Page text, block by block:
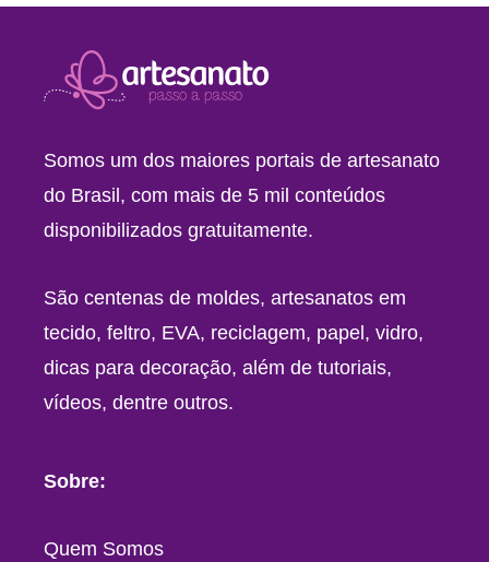
Somos um dos maiores portais de artesanato
do Brasil, com mais de 5 mil conteúdos
disponibilizados gratuitamente.
São centenas de moldes, artesanatos em
tecido, feltro, EVA, reciclagem, papel, vidro,
dicas para decoração, além de tutoriais,
vídeos, dentre outros.
Sobre:
Quem Somos